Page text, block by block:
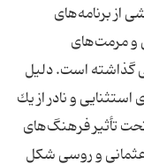
از برنامه‌های
و مرمت‌های
گذاشته است. دلیل
و نادر از یك
تأثیر فرهنگ‌های
عثمانی و روسی شكل